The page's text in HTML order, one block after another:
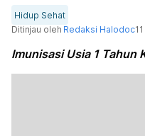
Hidup Sehat
Ditinjau oleh Redaksi Halodoc
Imunisasi Usia 1 Tahun